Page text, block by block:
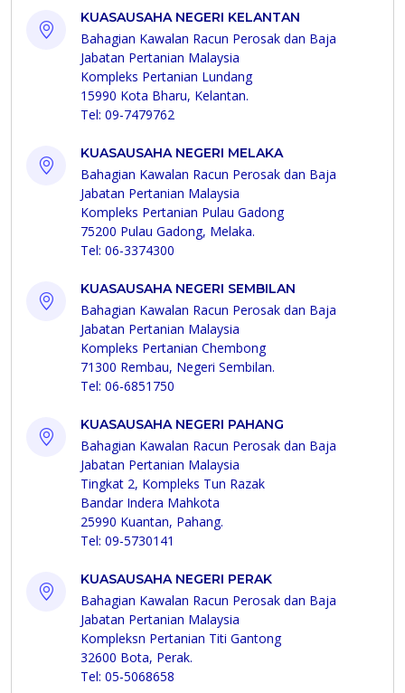
KUASAUSAHA NEGERI KELANTAN
Bahagian Kawalan Racun Perosak dan Baja
Jabatan Pertanian Malaysia
Kompleks Pertanian Lundang
15990 Kota Bharu, Kelantan.
Tel: 09-7479762
KUASAUSAHA NEGERI MELAKA
Bahagian Kawalan Racun Perosak dan Baja
Jabatan Pertanian Malaysia
Kompleks Pertanian Pulau Gadong
75200 Pulau Gadong, Melaka.
Tel: 06-3374300
KUASAUSAHA NEGERI SEMBILAN
Bahagian Kawalan Racun Perosak dan Baja
Jabatan Pertanian Malaysia
Kompleks Pertanian Chembong
71300 Rembau, Negeri Sembilan.
Tel: 06-6851750
KUASAUSAHA NEGERI PAHANG
Bahagian Kawalan Racun Perosak dan Baja
Jabatan Pertanian Malaysia
Tingkat 2, Kompleks Tun Razak
Bandar Indera Mahkota
25990 Kuantan, Pahang.
Tel: 09-5730141
KUASAUSAHA NEGERI PERAK
Bahagian Kawalan Racun Perosak dan Baja
Jabatan Pertanian Malaysia
Kompleksn Pertanian Titi Gantong
32600 Bota, Perak.
Tel: 05-5068658